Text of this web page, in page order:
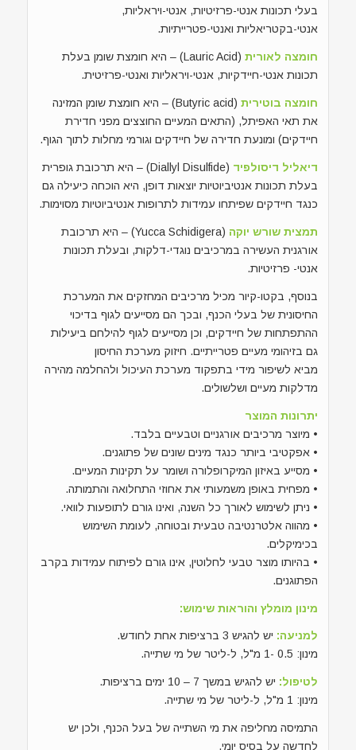
בעלי תכונות אנטי-פרזיטיות, אנטי-ויראליות,
אנטי-בקטריאליות ואנטי-פטרייתיות.
חומצה לאורית
(Lauric Acid) – היא חומצת שומן בעלת
תכונות אנטי-חיידקיות, אנטי-ויראליות ואנטי-פרזיטית.
חומצה בוטירית
(Butyric acid) – היא חומצת שומן המזינה
את תאי האפיתל, (התאים המעיים החוצצים מפני חדירת
חיידקים) ומונעת חדירה של חיידקים וגורמי מחלות לתוך הגוף.
דיאליל דיסולפיד
(Diallyl Disulfide) – היא תרכובת גופרית
בעלת תכונות אנטיביוטיות יוצאות דופן, היא הוכחה כיעילה גם
כנגד חיידקים שפיתחו עמידות לתרופות אנטיביוטיות מסוימות.
תמצית שורש יוקה
(Yucca Schidigera) – היא תרכובת
אורגנית העשירה במרכיבים נוגדי-דלקות, ובעלת תכונות
אנטי- פרזיטיות.
בנוסף, בקטו-קיור מכיל מרכיבים המחזקים את המערכת
החיסונית של בעלי הכנף, ובכך הם מסייעים לגוף בדיכוי
ההתפתחות של חיידקים, וכן מסייעים לגוף להילחם ביעילות
גם בזיהומי מעיים פטרייתיים. חיזוק מערכת החיסון
מביא לשיפור מידי בתפקוד מערכת העיכול ולהחלמה מהירה
מדלקות מעיים ושלשולים.
יתרונות המוצר
• מיוצר מרכיבים אורגניים וטבעיים בלבד.
• אפקטיבי ביותר כנגד מינים שונים של פתוגנים.
• מסייע באיזון המיקרופלורה ושומר על תקינות המעיים.
• מפחית באופן משמעותי את אחוזי התחלואה והתמותה.
• ניתן לשימוש לאורך כל השנה, ואינו גורם לתופעות לוואי.
• מהווה אלטרנטיבה טבעית ובטוחה, לעומת השימוש
בכימיקלים.
• בהיותו מוצר טבעי לחלוטין, אינו גורם לפיתוח עמידות בקרב
הפתוגנים.
מינון מומלץ והוראות שימוש:
למניעה: יש להגיש 3 ברציפות אחת לחודש.
מינון: 0.5 -1 מ"ל, ל-ליטר של מי שתייה.
לטיפול: יש להגיש במשך 7 – 10 ימים ברציפות.
מינון: 1 מ"ל, ל-ליטר של מי שתייה.
התמיסה מחליפה את מי השתייה של בעל הכנף, ולכן יש
לחדשה על בסיס יומי.